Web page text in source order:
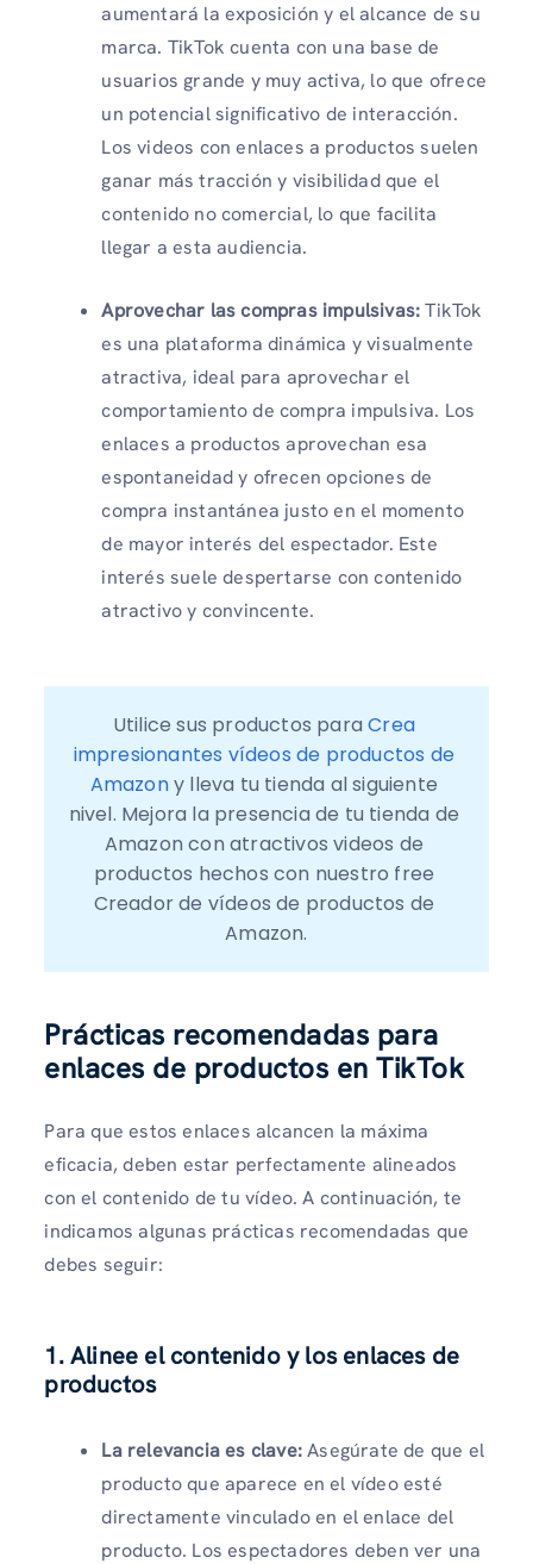
aumentará la exposición y el alcance de su
marca. TikTok cuenta con una base de
usuarios grande y muy activa, lo que ofrece
un potencial significativo de interacción.
Los videos con enlaces a productos suelen
ganar más tracción y visibilidad que el
contenido no comercial, lo que facilita
llegar a esta audiencia.
Aprovechar las compras impulsivas:TikTok
es una plataforma dinámica y visualmente
atractiva, ideal para aprovechar el
comportamiento de compra impulsiva. Los
enlaces a productos aprovechan esa
espontaneidad y ofrecen opciones de
compra instantánea justo en el momento
de mayor interés del espectador. Este
interés suele despertarse con contenido
atractivo y convincente.
Utilice sus productos para Crea
impresionantes vídeos de productos de
Amazon y lleva tu tienda al siguiente
nivel. Mejora la presencia de tu tienda de
Amazon con atractivos videos de
productos hechos con nuestro free
Creador de vídeos de productos de
Amazon.
Prácticas recomendadas para
enlaces de productos en TikTok
Para que estos enlaces alcancen la máxima
eficacia, deben estar perfectamente alineados
con el contenido de tu vídeo. A continuación, te
indicamos algunas prácticas recomendadas que
debes seguir:
1. Alinee el contenido y los enlaces de
productos
La relevancia es clave:Asegúrate de que el
producto que aparece en el vídeo esté
directamente vinculado en el enlace del
producto. Los espectadores deben ver una